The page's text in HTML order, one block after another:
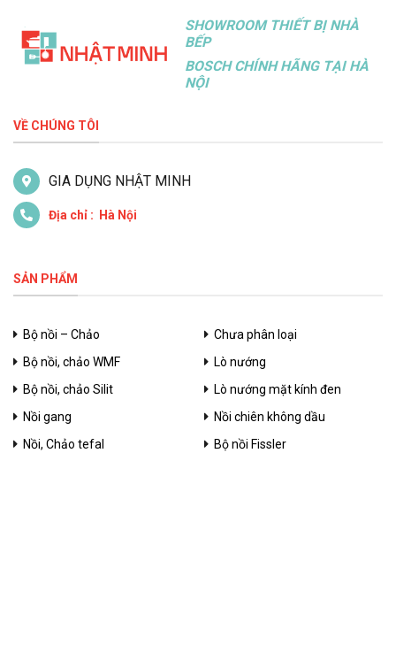
SHOWROOM THIẾT BỊ NHÀ
BẾP
BOSCH CHÍNH HÃNG TẠI HÀ
NỘI
VỀ CHÚNG TÔI
GIA DỤNG NHẬT MINH
Địa chỉ : Hà Nội
SẢN PHẨM
Bộ nồi – Chảo
Bộ nồi, chảo WMF
Bộ nồi, chảo Silit
Nồi gang
Nồi, Chảo tefal
Chưa phân loại
Lò nướng
Lò nướng mặt kính đen
Nồi chiên không dầu
Bộ nồi Fissler